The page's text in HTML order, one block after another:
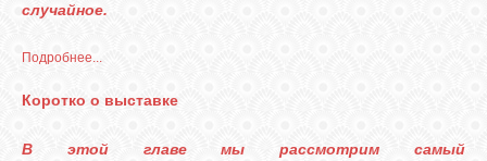
случайное.
Подробнее...
Коротко о выставке
В этой главе мы рассмотрим самый